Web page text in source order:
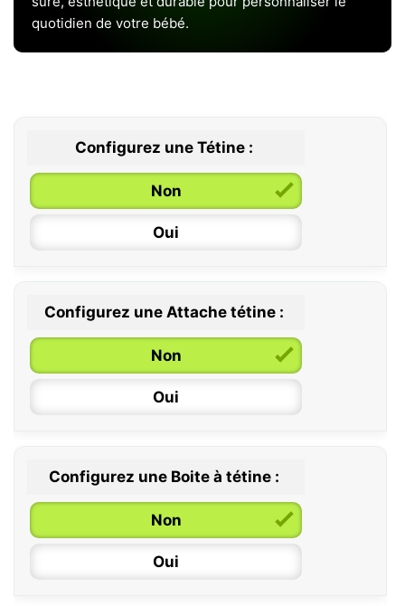
quotidien de votre bébé.
Configurez une Tétine :
Non
Oui
0 / 6 mois
6 / 36 mois
Configurez une Attache tétine :
Non
Oui
Configurez une Boite à tétine :
Non
Oui